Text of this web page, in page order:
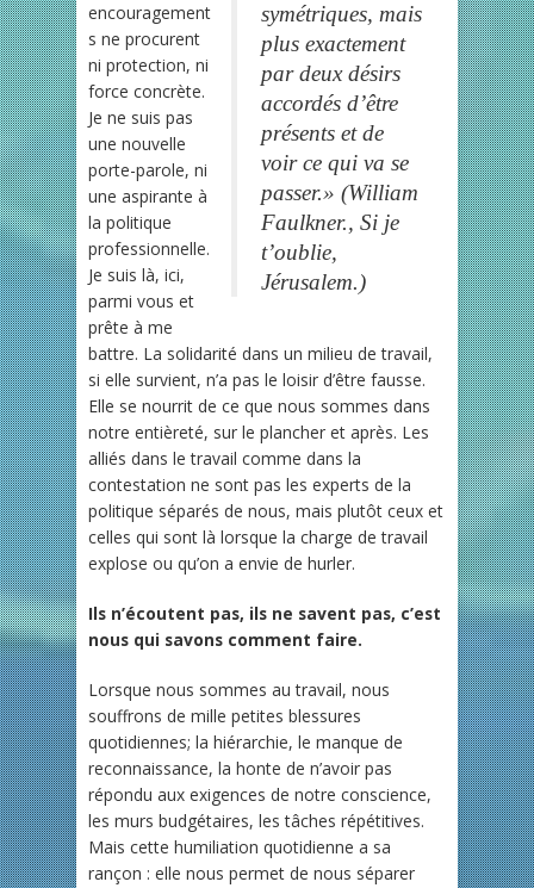
symétriques, mais
plus exactement
par deux désirs
accordés d’être
présents et de
voir ce qui va se
passer.» (William
Faulkner., Si je
t’oublie,
Jérusalem.)
encouragement
s ne procurent
ni protection, ni
force concrète.
Je ne suis pas
une nouvelle
porte-parole, ni
une aspirante à
la politique
professionnelle.
Je suis là, ici,
parmi vous et
prête à me
battre. La solidarité dans un milieu de travail,
si elle survient, n’a pas le loisir d’être fausse.
Elle se nourrit de ce que nous sommes dans
notre entièreté, sur le plancher et après. Les
alliés dans le travail comme dans la
contestation ne sont pas les experts de la
politique séparés de nous, mais plutôt ceux et
celles qui sont là lorsque la charge de travail
explose ou qu’on a envie de hurler.
Ils n’écoutent pas, ils ne savent pas, c’est
nous qui savons comment faire.
Lorsque nous sommes au travail, nous
souffrons de mille petites blessures
quotidiennes; la hiérarchie, le manque de
reconnaissance, la honte de n’avoir pas
répondu aux exigences de notre conscience,
les murs budgétaires, les tâches répétitives.
Mais cette humiliation quotidienne a sa
rançon : elle nous permet de nous séparer